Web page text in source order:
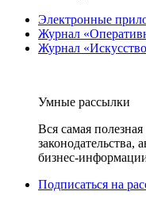
Электронные
Журнал
Журнал
Умные рассылки
Вся самая
законодательства,
бизнес-
Подписаться на